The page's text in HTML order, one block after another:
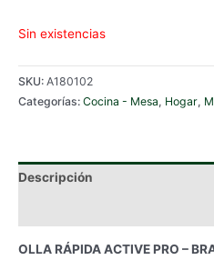
Sin existencias
SKU: A180102
Categorías: Cocina - Mesa, Hogar,
Descripción
OLLA RÁPIDA ACTIVE PRO –